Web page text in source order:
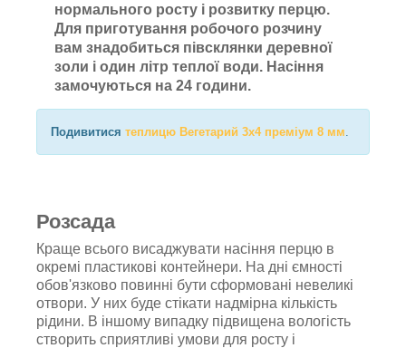
нормального росту і розвитку перцю.
Для приготування робочого розчину
вам знадобиться півсклянки деревної
золи і один літр теплої води. Насіння
замочуються на 24 години.
Подивитися теплицю Вегетарий 3х4 преміум 8 мм
Розсада
Краще всього висаджувати насіння перцю в
окремі пластикові контейнери. На дні ємності
обов'язково повинні бути сформовані невеликі
отвори. У них буде стікати надмірна кількість
рідини. В іншому випадку підвищена вологість
створить сприятливі умови для росту і